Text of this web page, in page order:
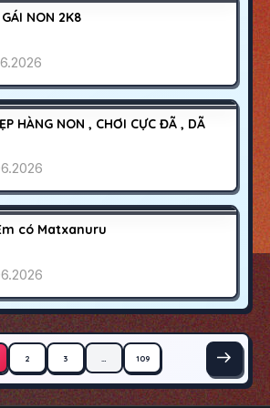
NON 2K8
300K
HÀNG NON , CHƠI CỰC ĐÃ , DÃ
có Matxanuru
2 3 109